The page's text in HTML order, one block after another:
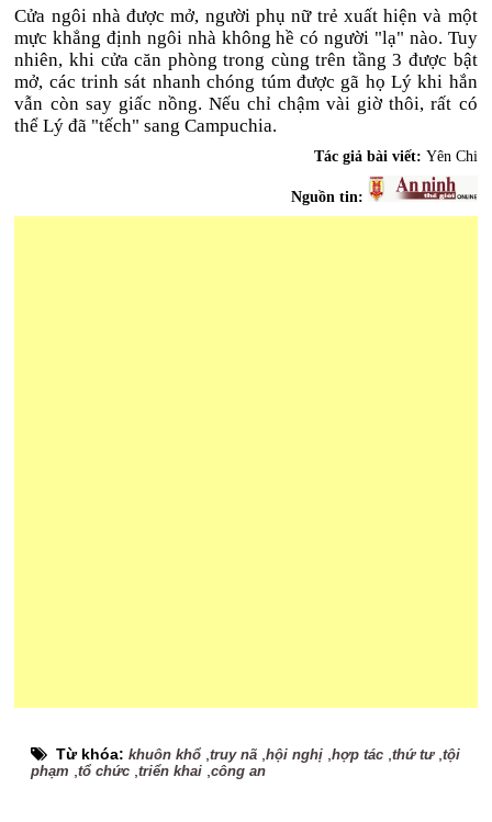
Cửa ngôi nhà được mở, người phụ nữ trẻ xuất hiện và một
mực khẳng định ngôi nhà không hề có người "lạ" nào. Tuy
nhiên, khi cửa căn phòng trong cùng trên tầng 3 được bật
mở, các trinh sát nhanh chóng túm được gã họ Lý khi hắn
vẫn còn say giấc nồng. Nếu chỉ chậm vài giờ thôi, rất có
thể Lý đã "tếch" sang Campuchia.
Tác giả bài viết: Yên Chi
Nguồn tin:
Từ khóa:khuôn khổ ,truy nã ,hội nghị ,hợp tác ,thứ tư,tội
phạm ,tổ chức ,triển khai ,công an